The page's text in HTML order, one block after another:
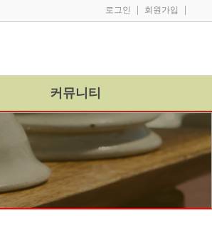
로그인 회원가입
커뮤니티